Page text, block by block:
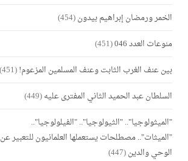
الخمر ورمضان إبراهيم بيدون(454)
منوعات العدد 046
(451)
بين عنف الغرب الثابت وعنف المسلمين المزعوم!(451)
السلطان عبد الحميد الثاني المفترى عليه(449)
"الميثولوجيا".. "الثيولوجيا".. "الفيلولوجيا"..
"الميثات".. مصطلحات يستعملها العلمانيون للتعبير عن
الوحي والدين(447)